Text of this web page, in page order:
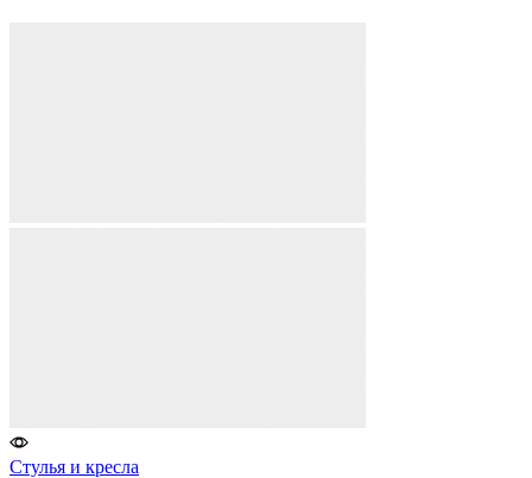
Стулья и кресла